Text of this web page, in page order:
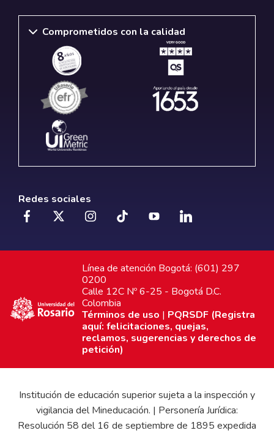
Comprometidos con la calidad
Redes sociales
Línea de atención Bogotá: (601) 297
0200
Calle 12C Nº 6-25 - Bogotá D.C.
Colombia
Términos de uso | PQRSDF (Registra
aquí: felicitaciones, quejas,
reclamos, sugerencias y derechos de
petición)
Institución de educación superior sujeta a la inspección y
vigilancia del Mineducación. | Personería Jurídica:
Resolución 58 del 16 de septiembre de 1895 expedida